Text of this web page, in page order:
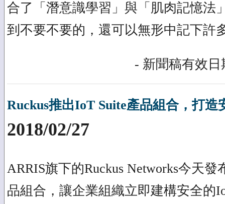
合了「潛意識學習」與「肌肉記憶法
到不要不要的，還可以無形中記下許
- 新聞稿有效日
Ruckus推出IoT Suite產品組合，打造
2018/02/27
ARRIS旗下的Ruckus Networks今天發
品組合，讓企業組織立即建構安全的